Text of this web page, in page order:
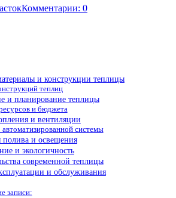
Комментарии: 0
и конструкции теплицы
теплиц
и планирование теплицы
и бюджета
и вентиляции
системы
полива и освещения
и экологичность
современной теплицы
и обслуживания
записи: